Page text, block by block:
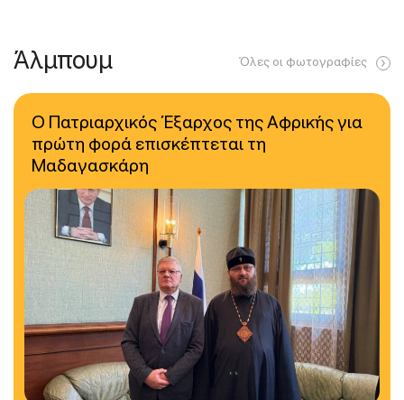
Άλμπουμ Όλες οι φωτογραφίες
Ο Πατριαρχικός Έξαρχος της Αφρικής για
πρώτη φορά επισκέπτεται τη
Μαδαγασκάρη